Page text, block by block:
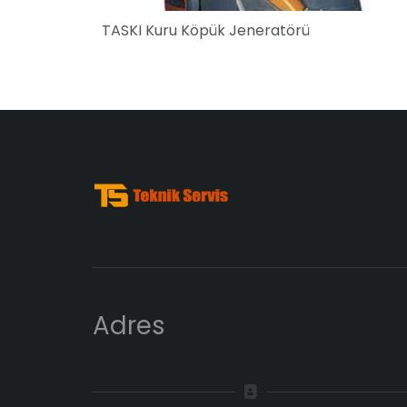
TASKI Kuru Köpük Jeneratörü
Adres